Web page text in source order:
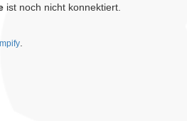
ist noch nicht konnektiert.